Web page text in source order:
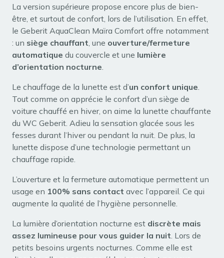
La version supérieure propose encore plus de bien-
être, et surtout de confort, lors de l’utilisation. En effet,
le Geberit AquaClean Maïra Comfort offre notamment
: un siège chauffant, une ouverture/fermeture
automatique du couvercle et une lumière
d’orientation nocturne.
Le chauffage de la lunette est d’un confort unique.
Tout comme on apprécie le confort d’un siège de
voiture chauffé en hiver, on aime la lunette chauffante
du WC Geberit. Adieu la sensation glacée sous les
fesses durant l’hiver ou pendant la nuit. De plus, la
lunette dispose d’une technologie permettant un
chauffage rapide.
L’ouverture et la fermeture automatique permettent un
usage en 100% sans contact avec l’appareil. Ce qui
augmente la qualité de l’hygiène personnelle.
La lumière d’orientation nocturne est discrète mais
assez lumineuse pour vous guider la nuit. Lors de
petits besoins urgents nocturnes. Comme elle est